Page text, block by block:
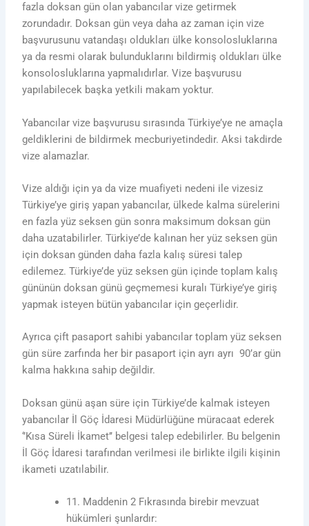
fazla doksan gün olan yabancılar vize getirmek
zorundadır. Doksan gün veya daha az zaman için vize
başvurusunu vatandaşı oldukları ülke konsolosluklarına
ya da resmi olarak bulunduklarını bildirmiş oldukları ülke
konsolosluklarına yapmalıdırlar. Vize başvurusu
yapılabilecek başka yetkili makam yoktur.
Yabancılar vize başvurusu sırasında Türkiye’ye ne amaçla
geldiklerini de bildirmek mecburiyetindedir. Aksi takdirde
vize alamazlar.
Vize aldığı için ya da vize muafiyeti nedeni ile vizesiz
Türkiye’ye giriş yapan yabancılar, ülkede kalma sürelerini
en fazla yüz seksen gün sonra maksimum doksan gün
daha uzatabilirler. Türkiye’de kalınan her yüz seksen gün
için doksan günden daha fazla kalış süresi talep
edilemez. Türkiye’de yüz seksen gün içinde toplam kalış
gününün doksan günü geçmemesi kuralı Türkiye’ye giriş
yapmak isteyen bütün yabancılar için geçerlidir.
Ayrıca çift pasaport sahibi yabancılar toplam yüz seksen
gün süre zarfında her bir pasaport için ayrı ayrı 90’ar gün
kalma hakkına sahip değildir.
Doksan günü aşan süre için Türkiye’de kalmak isteyen
yabancılar İl Göç İdaresi Müdürlüğüne müracaat ederek
‘’Kısa Süreli İkamet’’ belgesi talep edebilirler. Bu belgenin
İl Göç İdaresi tarafından verilmesi ile birlikte ilgili kişinin
ikameti uzatılabilir.
11. Maddenin 2 Fıkrasında birebir mevzuat
hükümleri şunlardır: